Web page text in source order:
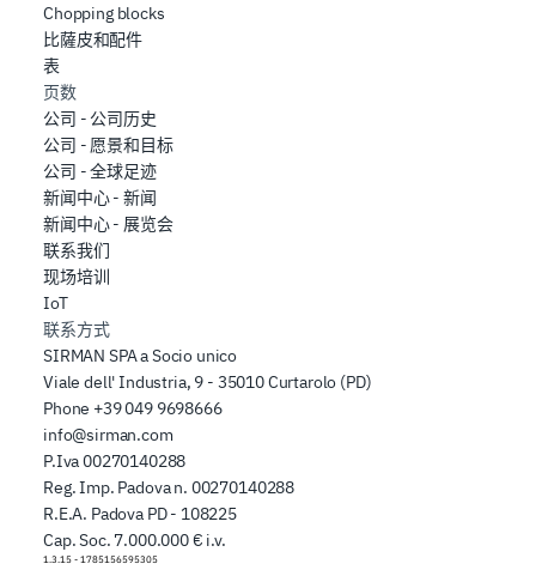
Chopping blocks
比薩皮和配件
表
页数
公司 - 公司历史
公司 - 愿景和目标
公司 - 全球足迹
新闻中心 - 新闻
新闻中心 - 展览会
联系我们
现场培训
IoT
联系方式
SIRMAN SPA a Socio unico
Viale dell' Industria, 9 - 35010 Curtarolo (PD)
Phone +39 049 9698666
info@sirman.com
P.Iva 00270140288
Reg. Imp. Padova n. 00270140288
R.E.A. Padova PD - 108225
Cap. Soc. 7.000.000 € i.v.
1.3.15 - 1785156595305